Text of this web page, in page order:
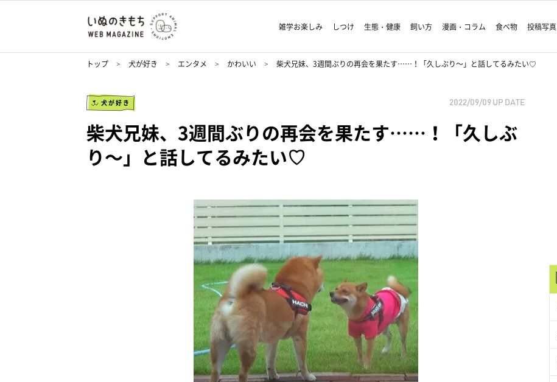
雑学お楽しみ しつけ 生態・健康 飼い方 漫画・コラム 食べ物 投稿写真
トップ 犬が好き エンタメ かわいい 柴犬兄妹、3週間ぶりの再会を果たす……！「久しぶり～」と話してるみたい♡
犬が好き 2022/09/09 UP DATE
柴犬兄妹、3週間ぶりの再会を果たす……！「久しぶ
り～」と話してるみたい♡